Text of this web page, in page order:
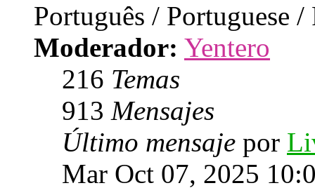
Português / Portuguese /
Moderador: Yentero
216 Temas
913 Mensajes
Último mensaje por
Mar Oct 07, 2025